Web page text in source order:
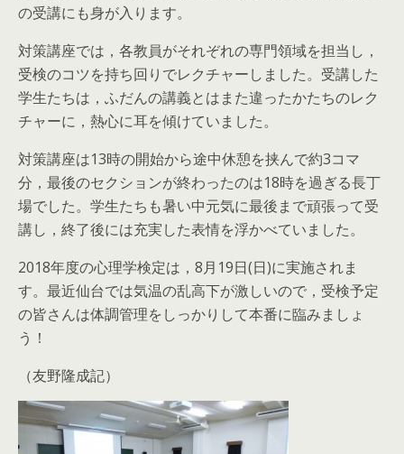
の受講にも身が入ります。
対策講座では，各教員がそれぞれの専門領域を担当し，
受検のコツを持ち回りでレクチャーしました。受講した
学生たちは，ふだんの講義とはまた違ったかたちのレク
チャーに，熱心に耳を傾けていました。
対策講座は13時の開始から途中休憩を挟んで約3コマ
分，最後のセクションが終わったのは18時を過ぎる長丁
場でした。学生たちも暑い中元気に最後まで頑張って受
講し，終了後には充実した表情を浮かべていました。
2018年度の心理学検定は，8月19日(日)に実施されま
す。最近仙台では気温の乱高下が激しいので，受検予定
の皆さんは体調管理をしっかりして本番に臨みましょ
う！
（友野隆成記）